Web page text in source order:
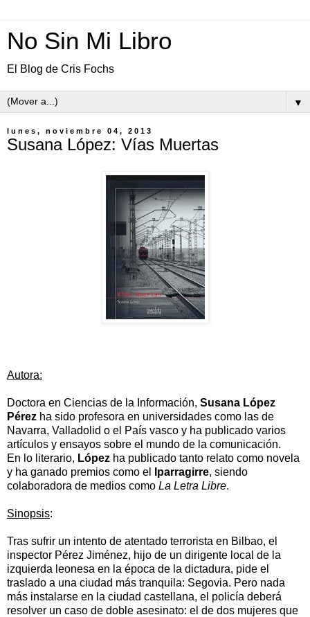
No Sin Mi Libro
El Blog de Cris Fochs
▼
lunes, noviembre 04, 2013
Susana López: Vías Muertas
Autora:
Doctora en Ciencias de la Información, Susana López
Pérez ha sido profesora en universidades como las de
Navarra, Valladolid o el País vasco y ha publicado varios
artículos y ensayos sobre el mundo de la comunicación.
En lo literario, López ha publicado tanto relato como novela
y ha ganado premios como el
Iparragirre, siendo
colaboradora de medios como La Letra Libre.
Sinopsis:
Tras sufrir un intento de atentado terrorista en Bilbao, el
inspector Pérez Jiménez, hijo de un dirigente local de la
izquierda leonesa en la época de la dictadura, pide el
traslado a una ciudad más tranquila: Segovia. Pero nada
más instalarse en la ciudad castellana, el policía deberá
resolver un caso de doble asesinato: e l de dos mujeres que